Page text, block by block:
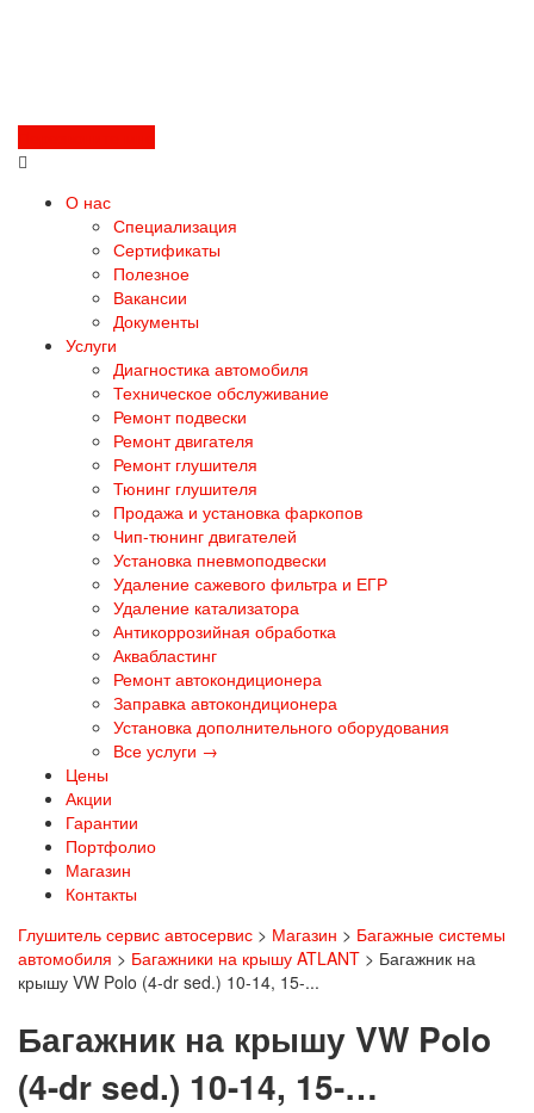
О нас
Специализация
Сертификаты
Полезное
Вакансии
Документы
Услуги
Диагностика автомобиля
Техническое обслуживание
Ремонт подвески
Ремонт двигателя
Ремонт глушителя
Тюнинг глушителя
Продажа и установка фаркопов
Чип-тюнинг двигателей
Установка пневмоподвески
Удаление сажевого фильтра и ЕГР
Удаление катализатора
Антикоррозийная обработка
Аквабластинг
Ремонт автокондиционера
Заправка автокондиционера
Установка дополнительного оборудования
Все услуги →
Цены
Акции
Гарантии
Портфолио
Магазин
Контакты
Глушитель сервис автосервис > Магазин > Багажные системы
автомобиля > Багажники на крышу ATLANT > Багажник на
крышу VW Polo (4-dr sed.) 10-14, 15-...
Багажник на крышу VW Polo
(4-dr sed.) 10-14, 15-…